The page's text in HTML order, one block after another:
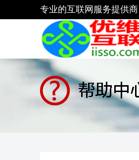
专业的互联网服务提供商